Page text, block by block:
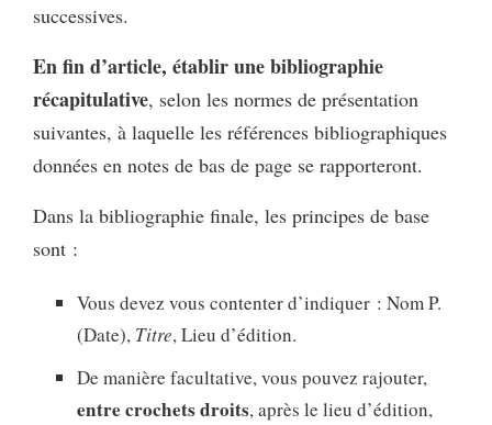
successives.
En fin d’article, établir une bibliographie
récapitulative, selon les normes de présentation
suivantes, à laquelle les références bibliographiques
données en notes de bas de page se rapporteront.
Dans la bibliographie finale, les principes de base
sont :
Vous devez vous contenter d’indiquer : Nom P.
(Date), Titre, Lieu d’édition.
De manière facultative, vous pouvez rajouter,
entre crochets droits, après le lieu d’édition,